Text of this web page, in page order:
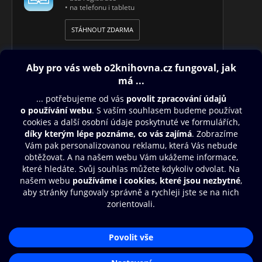
• na telefonu i tabletu
STÁHNOUT ZDARMA
Obsah ke stažení
Moje O2 Knihovna
Další zábava
© O2 Czech Republic a.s.
Zásady zpracování osobních údajůAplikace O2 Knihovna